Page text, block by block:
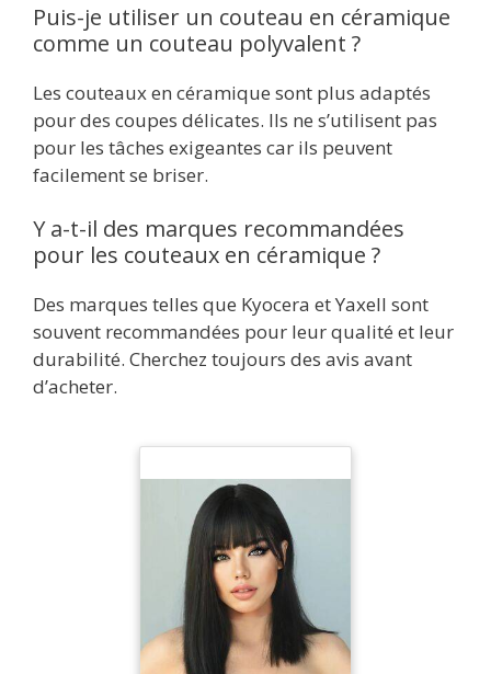
Puis-je utiliser un couteau en céramique
comme un couteau polyvalent ?
Les couteaux en céramique sont plus adaptés
pour des coupes délicates. Ils ne s’utilisent pas
pour les tâches exigeantes car ils peuvent
facilement se briser.
Y a-t-il des marques recommandées
pour les couteaux en céramique ?
Des marques telles que Kyocera et Yaxell sont
souvent recommandées pour leur qualité et leur
durabilité. Cherchez toujours des avis avant
d’acheter.